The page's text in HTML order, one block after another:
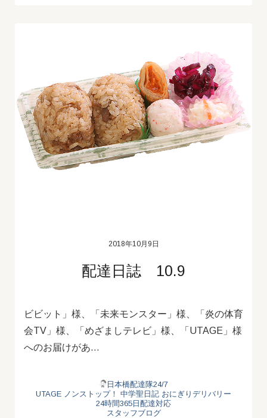
2018年10月9日
配達日誌 10.9
ビビット」様、「未来モンスター」様、「炎の体育
会TV」様、「めざましテレビ」様、「UTAGE」様
へのお届けがあ…
日本橋配達隊24/7
UTAGE ノンストップ！ 中学聖日記 おにぎりデリバリー
24時間365日配達対応
スタッフブログ